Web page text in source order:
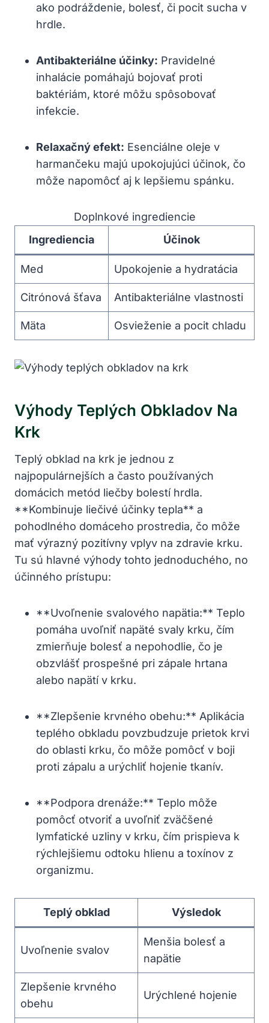
ako podráždenie, bolesť, či⁢ pocit sucha ⁢v
hrdle.
Antibakteriálne účinky: Pravidelné
inhalácie⁣ pomáhajú bojovať ⁤proti
baktériám,​ ktoré môžu ⁣spôsobovať
infekcie.
Relaxačný efekt: Esenciálne⁤ oleje v
harmančeku majú upokojujúci účinok, ‍čo
⁤môže napomôcť aj k lepšiemu spánku.
Doplnkové ⁤ingrediencie
Ingrediencia
Účinok
Med Upokojenie a hydratácia
Citrónová šťava Antibakteriálne vlastnosti
Mäta Osvieženie a ‌pocit chladu
Výhody Teplých Obkladov Na​
Krk
Teplý obklad na krk je jednou z
najpopulárnejších a často ⁢používaných
domácich metód ⁤liečby bolestí ⁤hrdla.
**Kombinuje liečivé účinky tepla**⁤ a
‍pohodlného domáceho prostredia,​ čo môže
mať ‌výrazný pozitívny vplyv na zdravie krku.
Tu sú hlavné⁤ výhody tohto jednoduchého, no
účinného ‍prístupu:
**Uvoľnenie svalového napätia:** Teplo
pomáha uvoľniť napäté​ svaly krku, čím
zmierňuje bolesť a ‌nepohodlie,​ čo je‌
obzvlášť prospešné pri zápale hrtana‌
alebo napätí v krku.
**Zlepšenie krvného obehu:** Aplikácia
teplého obkladu povzbudzuje prietok krvi
do oblasti krku, čo môže pomôcť‍ v boji
proti zápalu a urýchliť hojenie tkanív.
**Podpora drenáže:** Teplo môže
pomôcť‍ otvoriť a⁤ uvoľniť ⁣zväčšené
‌lymfatické uzliny v ‌krku, čím ‍prispieva k
rýchlejšiemu odtoku hlienu a toxínov z
organizmu.
Teplý ‍obklad Výsledok
Uvoľnenie​ svalov
Menšia bolesť ‍a
napätie
Zlepšenie krvného
obehu
Urýchlené hojenie